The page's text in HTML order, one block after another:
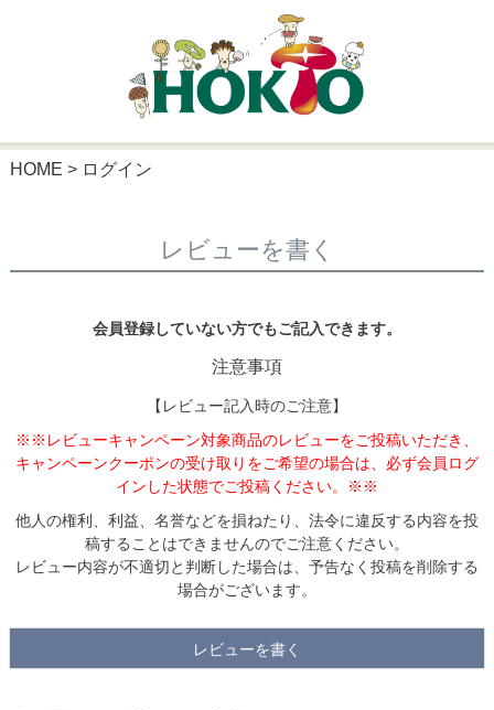
HOME ログイン
レビューを書く
会員登録していない方でもご記入できます。
注意事項
【レビュー記入時のご注意】
※※レビューキャンペーン対象商品のレビューをご投稿いただき、
キャンペーンクーポンの受け取りをご希望の場合は、必ず会員ログ
インした状態でご投稿ください。※※
他人の権利、利益、名誉などを損ねたり、法令に違反する内容を投
稿することはできませんのでご注意ください。
レビュー内容が不適切と判断した場合は、予告なく投稿を削除する
場合がございます。
レビューを書く